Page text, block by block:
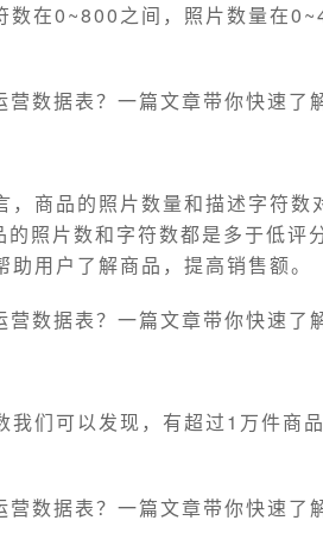
数在0~800之间，照片数量在
，商品的照片数量和描述字符数
照片数和字符数都是多于低评
用户了解商品，提高销售额。
我们可以发现，有超过1万件商